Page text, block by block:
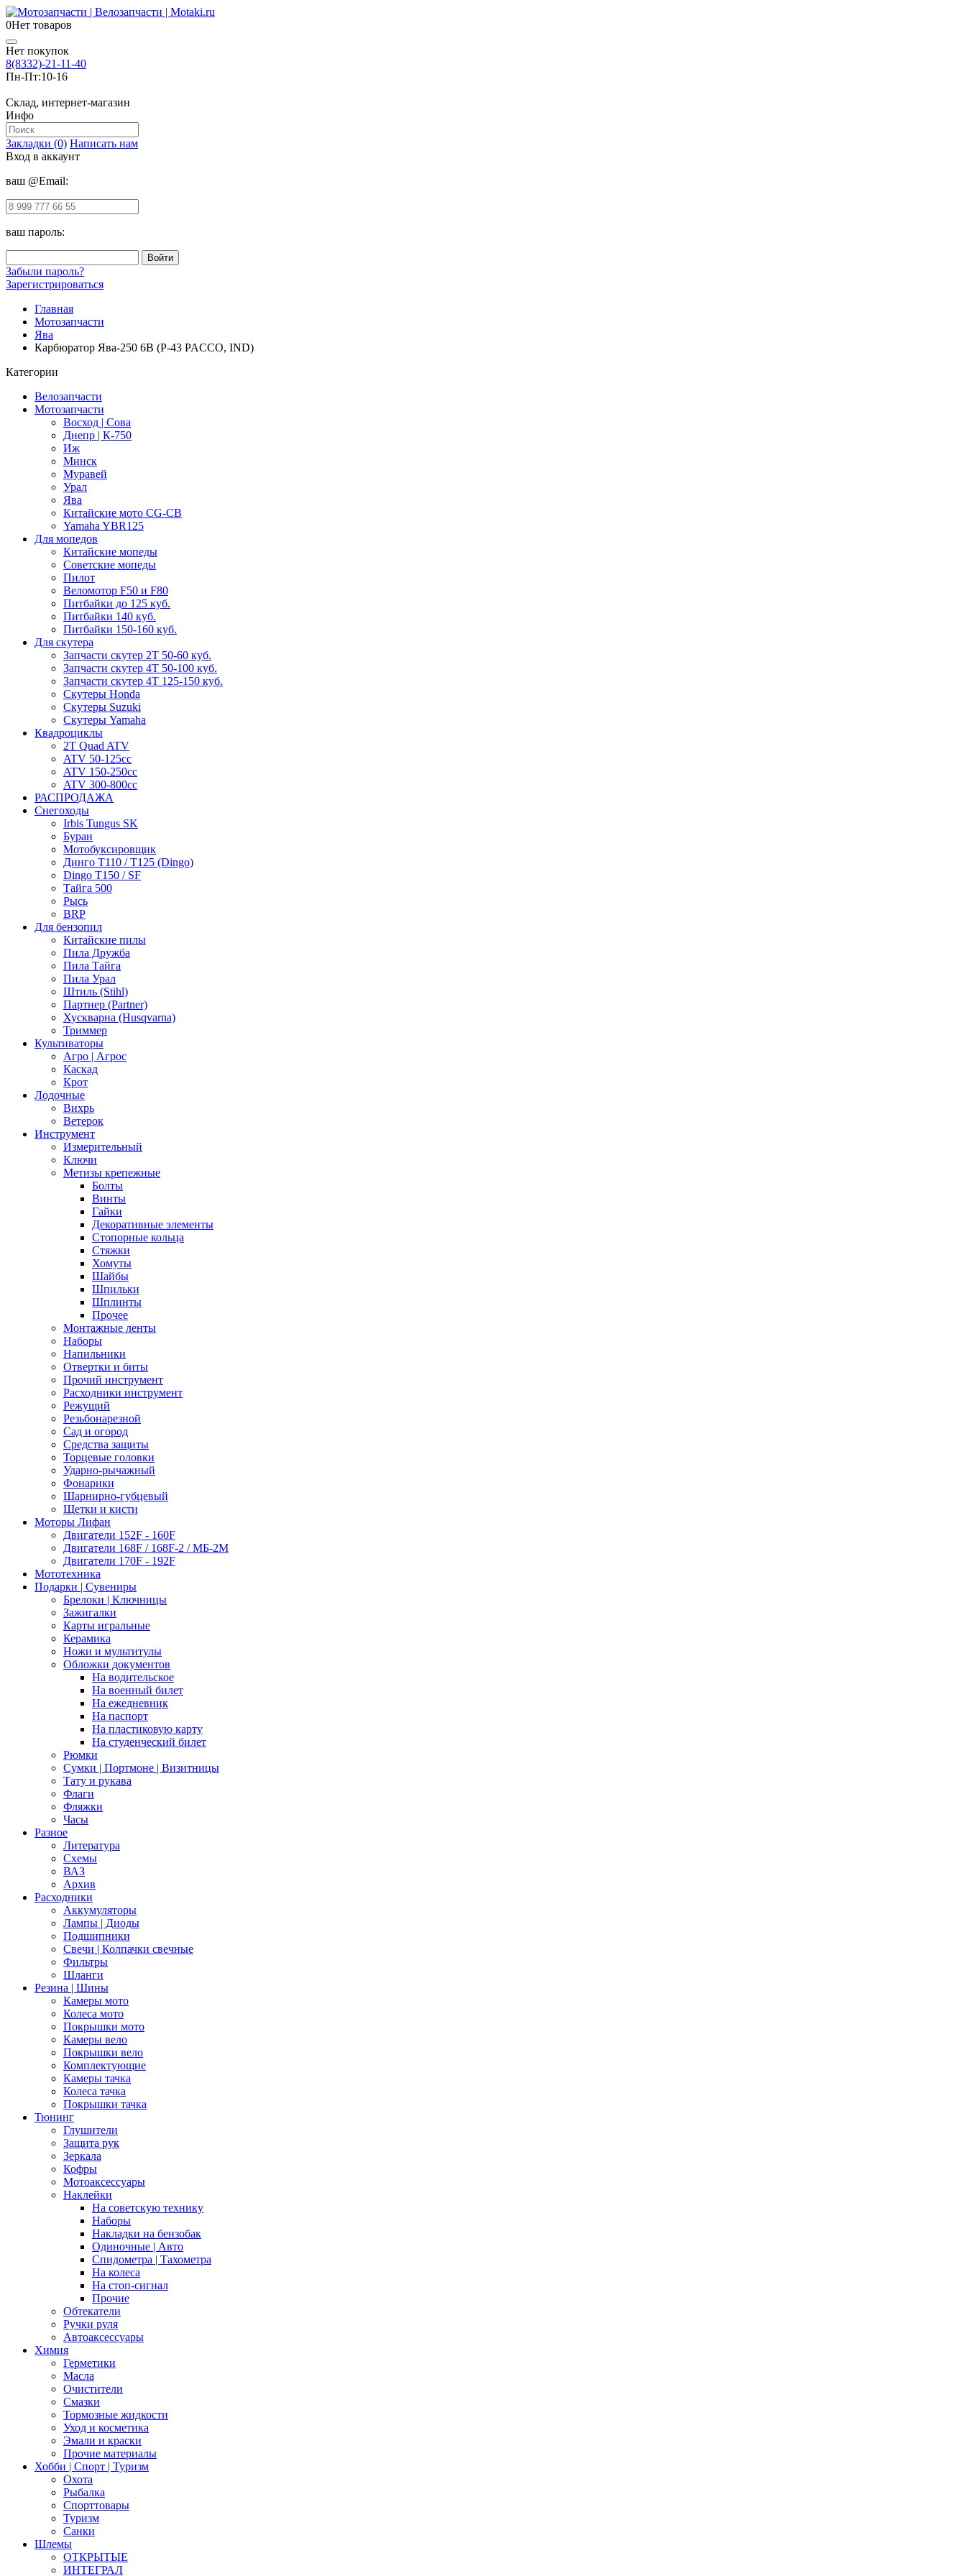
0Нет товаров
Нет покупок
8(8332)-21-11-40
Пн-Пт:10-16
Склад, интернет-магазин
Инфо
Закладки (0) Написать нам
Вход в аккаунт
ваш @Email:
ваш пароль:
Забыли пароль?
Зарегистрироваться
Главная
Мотозапчасти
Ява
Карбюратор Ява-250 6В (P-43 PACCO, IND)
Категории
Велозапчасти
Мотозапчасти
Восход | Сова
Днепр | К-750
Иж
Минск
Муравей
Урал
Ява
Китайские мото CG-CB
Yamaha YBR125
Для мопедов
Китайские мопеды
Советские мопеды
Пилот
Веломотор F50 и F80
Питбайки до 125 куб.
Питбайки 140 куб.
Питбайки 150-160 куб.
Для скутера
Запчасти скутер 2Т 50-60 куб.
Запчасти скутер 4Т 50-100 куб.
Запчасти скутер 4Т 125-150 куб.
Скутеры Honda
Скутеры Suzuki
Скутеры Yamaha
Квадроциклы
2T Quad ATV
ATV 50-125cc
ATV 150-250cc
ATV 300-800cc
РАСПРОДАЖА
Снегоходы
Irbis Tungus SK
Буран
Мотобуксировщик
Динго T110 / T125 (Dingo)
Dingo T150 / SF
Тайга 500
Рысь
BRP
Для бензопил
Китайские пилы
Пила Дружба
Пила Тайга
Пила Урал
Штиль (Stihl)
Партнер (Partner)
Хускварна (Husqvarna)
Триммер
Культиваторы
Агро | Агрос
Каскад
Крот
Лодочные
Вихрь
Ветерок
Инструмент
Измерительный
Ключи
Метизы крепежные
Болты
Винты
Гайки
Декоративные элементы
Стопорные кольца
Стяжки
Хомуты
Шайбы
Шпильки
Шплинты
Прочее
Монтажные ленты
Наборы
Напильники
Отвертки и биты
Прочий инструмент
Расходники инструмент
Режущий
Резьбонарезной
Сад и огород
Средства защиты
Торцевые головки
Ударно-рычажный
Фонарики
Шарнирно-губцевый
Щетки и кисти
Моторы Лифан
Двигатели 152F - 160F
Двигатели 168F / 168F-2 / МБ-2М
Двигатели 170F - 192F
Мототехника
Подарки | Сувениры
Брелоки | Ключницы
Зажигалки
Карты игральные
Керамика
Ножи и мультитулы
Обложки документов
На водительское
На военный билет
На ежедневник
На паспорт
На пластиковую карту
На студенческий билет
Рюмки
Сумки | Портмоне | Визитницы
Тату и рукава
Флаги
Фляжки
Часы
Разное
Литература
Схемы
ВАЗ
Архив
Расходники
Аккумуляторы
Лампы | Диоды
Подшипники
Свечи | Колпачки свечные
Фильтры
Шланги
Резина | Шины
Камеры мото
Колеса мото
Покрышки мото
Камеры вело
Покрышки вело
Комплектующие
Камеры тачка
Колеса тачка
Покрышки тачка
Тюнинг
Глушители
Защита рук
Зеркала
Кофры
Мотоаксессуары
Наклейки
На советскую технику
Наборы
Накладки на бензобак
Одиночные | Авто
Спидометра | Тахометра
На колеса
На стоп-сигнал
Прочие
Обтекатели
Ручки руля
Автоаксессуары
Химия
Герметики
Масла
Очистители
Смазки
Тормозные жидкости
Уход и косметика
Эмали и краски
Прочие материалы
Хобби | Cпорт | Туризм
Охота
Рыбалка
Спорттовары
Туризм
Санки
Шлемы
ОТКРЫТЫЕ
ИНТЕГРАЛ